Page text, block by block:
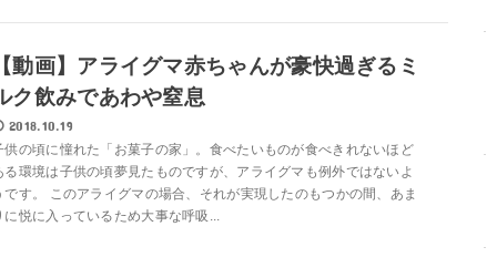
動画】アライグマ赤ちゃんが豪快過ぎるミ
ク飲みであわや窒息
2018.10.19
供の頃に憧れた「お菓子の家」。食べたいものが食べきれないほど
る環境は子供の頃夢見たものですが、アライグマも例外ではないよ
です。 このアライグマの場合、それが実現したのもつかの間、あま
に悦に入っているため大事な呼吸...